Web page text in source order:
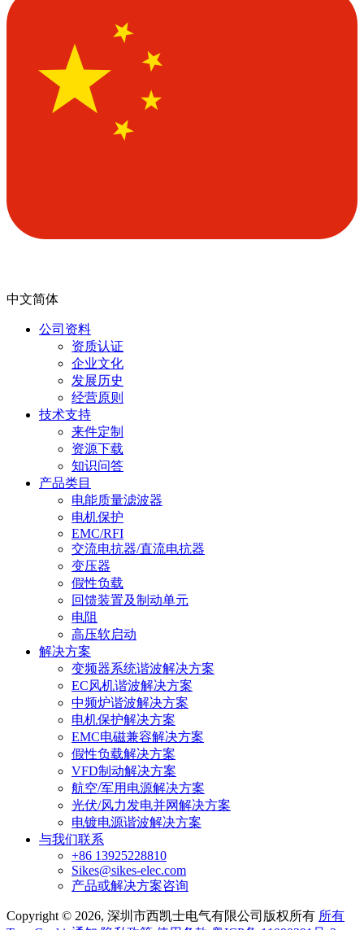
中文简体
公司资料
资质认证
企业文化
发展历史
经营原则
技术支持
来件定制
资源下载
知识问答
产品类目
电能质量滤波器
电机保护
EMC/RFI
交流电抗器/直流电抗器
变压器
假性负载
回馈装置及制动单元
电阻
高压软启动
解决方案
变频器系统谐波解决方案
EC风机谐波解决方案
中频炉谐波解决方案
电机保护解决方案
EMC电磁兼容解决方案
假性负载解决方案
VFD制动解决方案
航空/军用电源解决方案
光伏/风力发电并网解决方案
电镀电源谐波解决方案
与我们联系
+86 13925228810
Sikes@sikes-elec.com
产品或解决方案咨询
Copyright © 2026, 深圳市西凯士电气有限公司版权所有 所有